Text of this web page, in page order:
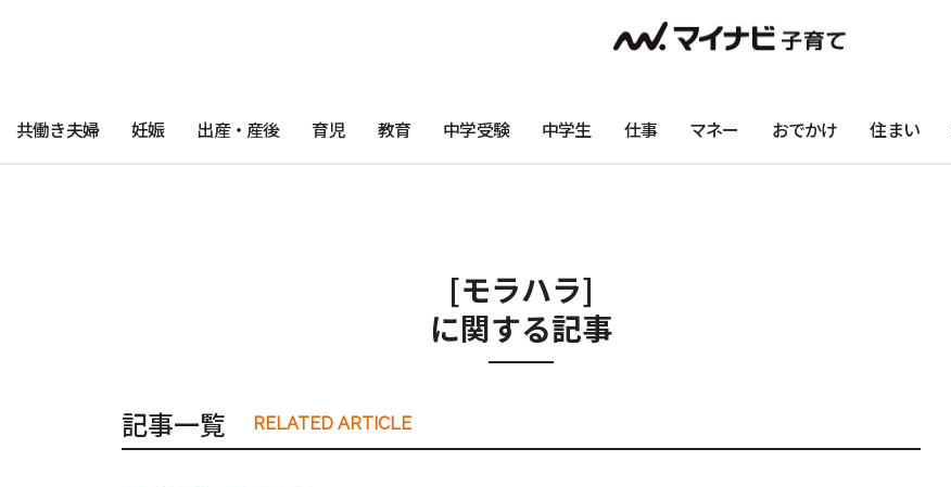
共働き夫婦 妊娠 出産・産後 育児 教育 中学受験 中学生 仕事 マネー おでかけ 住まい
[モラハラ]
に関する記事
記事一覧 RELATED ARTICLE